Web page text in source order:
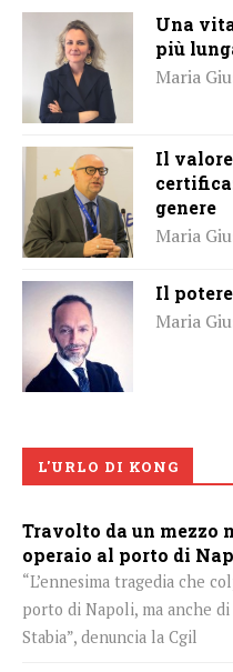
Una
più
Maria
Il
genere
Maria
Il
Maria
L'URLO DI KONG
Travolto da un mezzo
operaio al porto di
“L’ennesima tragedia che
porto di Napoli, ma anche
Stabia”, denuncia la Cgil